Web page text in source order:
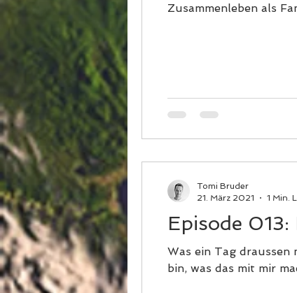
Zusammenleben als
Episode
Was ein Tag draussen
bin, was das mit mir
Tomi Bruder
21. März 2021
1 Min.